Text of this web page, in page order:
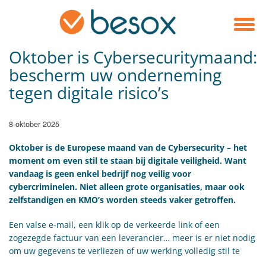
Oktober is Cybersecuritymaand:
bescherm uw onderneming
tegen digitale risico’s
8 oktober 2025
​Oktober is de Europese maand van de Cybersecurity – het
moment om even stil te staan bij digitale veiligheid. Want
vandaag is geen enkel bedrijf nog veilig voor
cybercriminelen. Niet alleen grote organisaties, maar ook
zelfstandigen en KMO’s worden steeds vaker getroffen.
Een valse e-mail, een klik op de verkeerde link of een
zogezegde factuur van een leverancier… meer is er niet nodig
om uw gegevens te verliezen of uw werking volledig stil te